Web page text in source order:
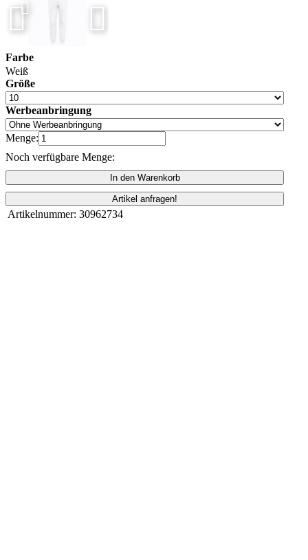
Farbe
Weiß
Größe
Werbeanbringung
Menge:
Noch verfügbare Menge:
In den Warenkorb
Artikel anfragen!
Artikelnummer: 30962734